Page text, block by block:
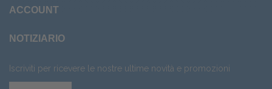
ACCOUNT
NOTIZIARIO
Iscriviti per ricevere le nostre ultime novità e promozioni